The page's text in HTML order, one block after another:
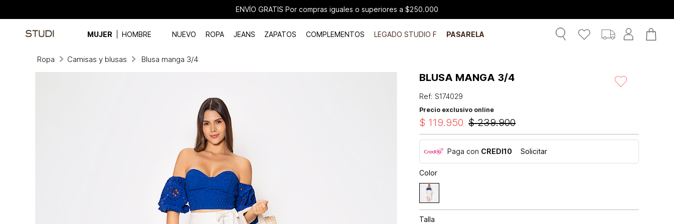
ENVÍO GRATIS Por compras iguales o superiores a $250.000
MUJER HOMBRE NUEVO ROPA JEANS ZAPATOS COMPLEMENTOS LEGADO STUDIO F PASARELA
Ropa Camisas y blusas Blusa manga 3/4
BLUSA MANGA 3/4
Ref:S174029
Precio exclusivo online
$ 239.900
$ 119.950
Paga con CREDI10 Solicitar
Color
Talla